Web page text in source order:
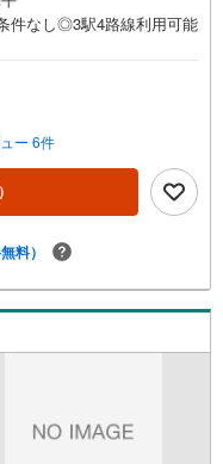
なし◎3駅4路線利用可能
ー 6件
料）